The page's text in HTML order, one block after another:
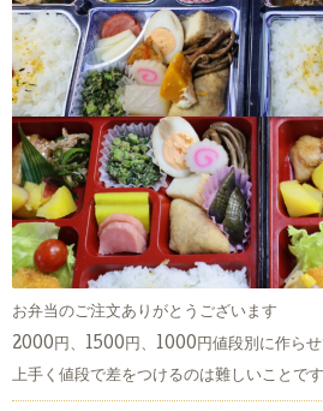
お弁当のご注文ありがとうございます
2000円、1500円、1000円値段別に作らせ
上手く値段で差をつけるのは難しいことで